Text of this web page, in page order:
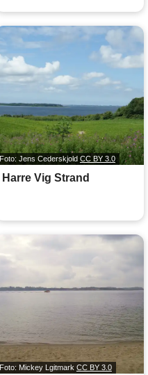
Foto: Jens Cederskjold CC BY 3.0
Harre Vig Strand
Foto: Mickey Lgitmark CC BY 3.0